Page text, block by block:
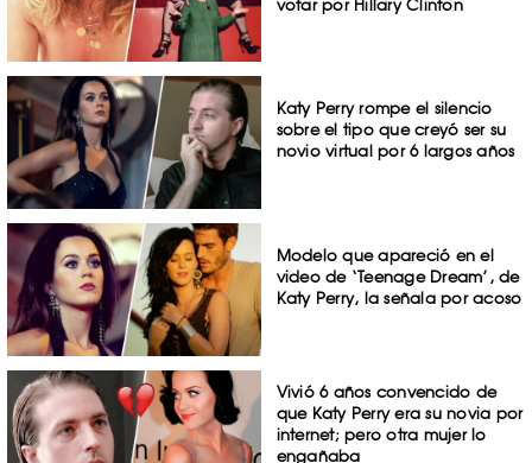
votar por Hillary Clinton
Katy Perry rompe el silencio
sobre el tipo que creyó ser su
novio virtual por 6 largos años
Modelo que apareció en el
video de ‘Teenage Dream’, de
Katy Perry, la señala por acoso
Vivió 6 años convencido de
que Katy Perry era su novia por
internet; pero otra mujer lo
engañaba